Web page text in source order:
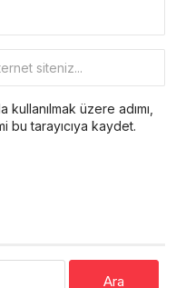
üzere adımı,
bu tarayıcıya kaydet.